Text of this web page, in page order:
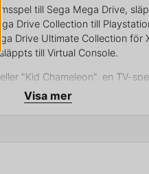
till Sega Mega Drive,
Drive Collection till
Drive Ultimate Collection
till Virtual Console.
"Kid Chameleon", en TV-
olika karaktärer och
ökar väldigt fort.
som alla ungdomar
de spelat spelet, så någon
Visa mer
produkten...